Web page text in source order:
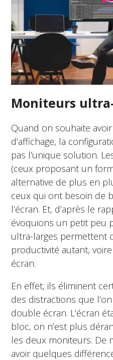
Moniteurs
Quand on souhaite
d’affichage, la
pas l’unique solution.
(ceux proposant un
alternative de plus en
ceux qui ont besoin de
l’écran. Et, d’après le
évoquions un petit peu
ultra-larges permettent
productivité autant,
écran.
En effet, ils éliminent
des distractions que
double écran. L’écran
bloc, on n’est plus
les deux moniteurs. De
avoir quelques